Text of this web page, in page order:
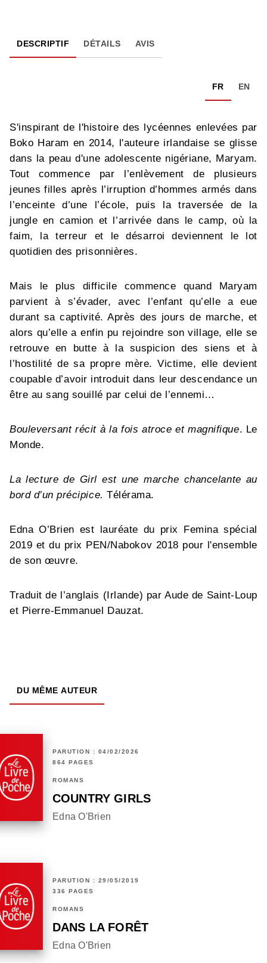
DESCRIPTIF DÉTAILS AVIS
FR EN
S'inspirant de l'histoire des lycéennes enlevées par
Boko Haram en 2014, l'auteure irlandaise se glisse
dans la peau d'une adolescente nigériane, Maryam.
Tout commence par l’enlèvement de plusieurs
jeunes filles après l’irruption d’hommes armés dans
l’enceinte d’une l’école, puis la traversée de la
jungle en camion et l’arrivée dans le camp, où la
faim, la terreur et le désarroi deviennent le lot
quotidien des prisonnières.
Mais le plus difficile commence quand Maryam
parvient à s’évader, avec l’enfant qu’elle a eue
durant sa captivité. Après des jours de marche, et
alors qu’elle a enfin pu rejoindre son village, elle se
retrouve en butte à la suspicion des siens et à
l’hostilité de sa propre mère. Victime, elle devient
coupable d’avoir introduit dans leur descendance un
être au sang souillé par celui de l’ennemi…
Bouleversant récit à la fois atroce et magnifique. Le
Monde.
La lecture de Girl est une marche chancelante au
bord d’un précipice.Télérama.
Edna O’Brien est lauréate du prix Femina spécial
2019 et du prix PEN/Nabokov 2018 pour l'ensemble
de son œuvre.
Traduit de l’anglais (Irlande) par Aude de Saint-Loup
et Pierre-Emmanuel Dauzat.
DU MÊME AUTEUR
PARUTION : 04/02/2026
864 PAGES
ROMANS
COUNTRY GIRLS
Edna O'Brien
PARUTION : 29/05/2019
336 PAGES
ROMANS
DANS LA FORÊT
Edna O'Brien